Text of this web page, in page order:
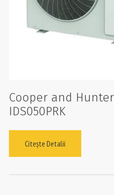
Cooper and
IDS050PRK
Citește Detalii